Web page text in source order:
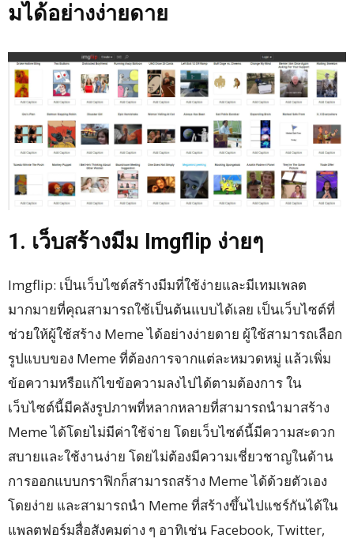
มได้อย่างง่ายดาย
1. เว็บสร้างมีม Imgflip ง่ายๆ
Imgflip: เป็นเว็บไซต์สร้างมีมที่ใช้ง่ายและมีเทมเพลต
มากมายที่คุณสามารถใช้เป็นต้นแบบได้เลย เป็นเว็บไซต์ที่
ช่วยให้ผู้ใช้สร้าง Meme ได้อย่างง่ายดาย ผู้ใช้สามารถเลือก
รูปแบบของ Meme ที่ต้องการจากแต่ละหมวดหมู่ แล้วเพิ่ม
ข้อความหรือแก้ไขข้อความลงไปได้ตามต้องการ ใน
เว็บไซต์นี้มีคลังรูปภาพที่หลากหลายที่สามารถนำมาสร้าง
Meme ได้โดยไม่มีค่าใช้จ่าย โดยเว็บไซต์นี้มีความสะดวก
สบายและใช้งานง่าย โดยไม่ต้องมีความเชี่ยวชาญในด้าน
การออกแบบกราฟิกก็สามารถสร้าง Meme ได้ด้วยตัวเอง
โดยง่าย และสามารถนำ Meme ที่สร้างขึ้นไปแชร์กันได้ใน
แพลตฟอร์มสื่อสังคมต่าง ๆ อาทิเช่น Facebook, Twitter,